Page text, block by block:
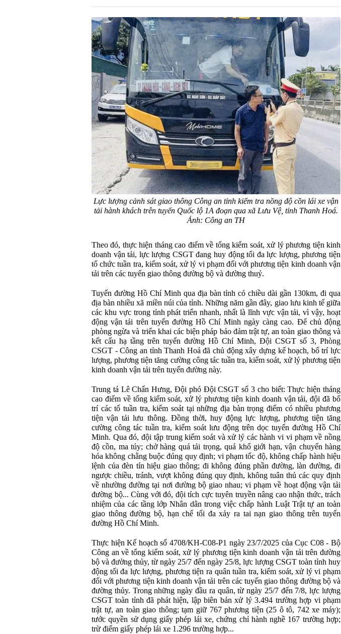
Lực lượng cảnh sát giao thông Công an tỉnh kiểm tra nồng độ cồn lái xe vận
tải hành khách trên tuyến Quốc lộ 1A đoạn qua xã Lưu Vệ, tỉnh Thanh Hoá.
Ảnh: Công an TH
Theo đó, thực hiện tháng cao điểm về tổng kiểm soát, xử lý phương tiện kinh
doanh vận tải, lực lượng CSGT đang huy động tối đa lực lượng, phương tiện
tổ chức tuần tra, kiểm soát, xử lý vi phạm đối với phương tiện kinh doanh vận
tải trên các tuyến giao thông đường bộ và đường thuỷ.
Tuyến đường Hồ Chí Minh qua địa bàn tỉnh có chiều dài gần 130km, đi qua
địa bàn nhiều xã miền núi của tỉnh. Những năm gần đây, giao lưu kinh tế giữa
các khu vực trong tỉnh phát triển nhanh, nhất là lĩnh vực vận tải, vì vậy, hoạt
động vận tải trên tuyến đường Hồ Chí Minh ngày càng cao. Để chủ động
phòng ngừa và triển khai các biện pháp bảo đảm trật tự, an toàn giao thông và
kết cấu hạ tầng trên tuyến đường Hồ Chí Minh, Đội CSGT số 3, Phòng
CSGT - Công an tỉnh Thanh Hoá đã chủ động xây dựng kế hoạch, bố trí lực
lượng, phương tiện tăng cường công tác tuần tra, kiểm soát, xử lý phương tiện
kinh doanh vận tải trên tuyến đường này.
Trung tá Lê Chấn Hưng, Đội phó Đội CSGT số 3 cho biết: Thực hiện tháng
cao điểm về tổng kiểm soát, xử lý phương tiện kinh doanh vận tải, đội đã bố
trí các tổ tuần tra, kiểm soát tại những địa bàn trọng điểm có nhiều phương
tiện vận tải lưu thông. Đồng thời, huy động lực lượng, phương tiện tăng
cường công tác tuần tra, kiểm soát lưu động trên dọc tuyến đường Hồ Chí
Minh. Qua đó, đội tập trung kiểm soát và xử lý các hành vi vi phạm về nồng
độ cồn, ma túy; chở hàng quá tải trọng, quá khổ giới hạn, vận chuyển hàng
hóa không chằng buộc đúng quy định; vi phạm tốc độ, không chấp hành hiệu
lệnh của đèn tín hiệu giao thông; đi không đúng phần đường, làn đường, đi
ngược chiều, tránh, vượt không đúng quy định, không tuân thủ các quy định
về nhường đường tại nơi đường bộ giao nhau; vi phạm về hoạt động vận tải
đường bộ... Cùng với đó, đội tích cực tuyên truyền nâng cao nhận thức, trách
nhiệm của các tầng lớp Nhân dân trong việc chấp hành Luật Trật tự an toàn
giao thông đường bộ, hạn chế tối đa xảy ra tai nạn giao thông trên tuyến
đường Hồ Chí Minh.
Thực hiện Kế hoạch số 4708/KH-C08-P1 ngày 23/7/2025 của Cục C08 - Bộ
Công an về tổng kiểm soát, xử lý phương tiện kinh doanh vận tải trên đường
bộ và đường thủy, từ ngày 25/7 đến ngày 25/8, lực lượng CSGT toàn tỉnh huy
động tối đa lực lượng, phương tiện ra quân tuần tra, kiểm soát, xử lý vi phạm
đối với phương tiện kinh doanh vận tải trên các tuyến giao thông đường bộ và
đường thủy. Trong những ngày đầu ra quân, từ ngày 25/7 đến 7/8, lực lượng
CSGT toàn tỉnh đã phát hiện, lập biên bản xử lý 3.494 trường hợp vi phạm
trật tự, an toàn giao thông; tạm giữ 767 phương tiện (25 ô tô, 742 xe máy);
tước quyền sử dụng giấy phép lái xe, chứng chỉ hành nghề 167 trường hợp;
trừ điểm giấy phép lái xe 1.296 trường hợp...